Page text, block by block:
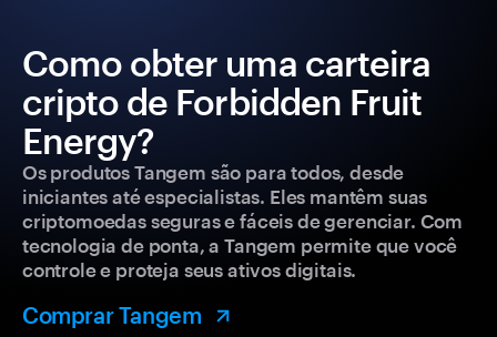
Como obter uma carteira
cripto de Forbidden Fruit
Energy?
Os produtos Tangem são para todos, desde
iniciantes até especialistas. Eles mantêm suas
criptomoedas seguras e fáceis de gerenciar. Com
tecnologia de ponta, a Tangem permite que você
controle e proteja seus ativos digitais.
Comprar Tangem